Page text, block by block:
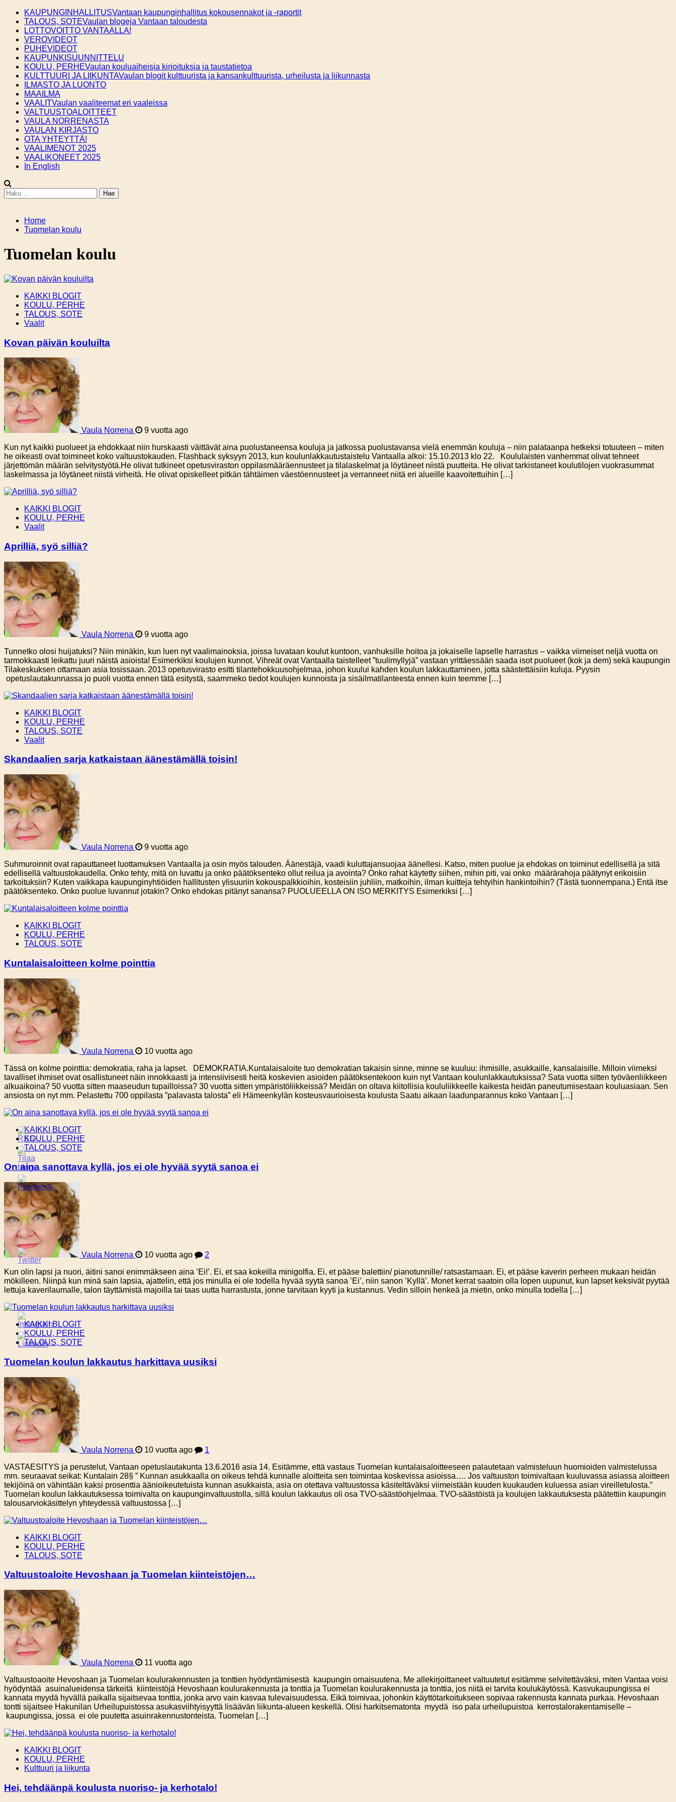
Skip
content
KAUPUNGINHALLITUSVantaan kaupunginhallitus kokousennakot ja -raportit
TALOUS, SOTEVaulan blogeja Vantaan taloudesta
LOTTOVOITTO VANTAALLA!
VEROVIDEOT
PUHEVIDEOT
KAUPUNKISUUNNITTELU
KOULU, PERHEVaulan kouluaiheisia kirjoituksia ja taustatietoa
KULTTUURI JA LIIKUNTAVaulan blogit kulttuurista ja kansankulttuurista, urheilusta ja liikunnasta
ILMASTO JA LUONTO
MAAILMA
VAALITVaulan vaaliteemat eri vaaleissa
VALTUUSTOALOITTEET
VAULA NORRENASTA
VAULAN KIRJASTO
OTA YHTEYTTÄ!
VAALIMENOT 2025
VAALIKONEET 2025
In English
Haku:
Home
Tuomelan koulu
Tuomelan koulu
KAIKKI BLOGIT
KOULU, PERHE
TALOUS, SOTE
Vaalit
Kovan päivän kouluilta
Vaula Norrena
9 vuotta ago
Kun nyt kaikki puolueet ja ehdokkaat niin hurskaasti väittävät aina puolustaneensa kouluja ja jatkossa puolustavansa vielä enemmän kouluja – niin palataanpa hetkeksi totuuteen – miten
he oikeasti ovat toimineet koko valtuustokauden. Flashback syksyyn 2013, kun koulunlakkautustaistelu Vantaalla alkoi: 15.10.2013 klo 22. Koululaisten vanhemmat olivat tehneet
järjettömän määrän selvitystyötä.He olivat tutkineet opetusviraston oppilasmääräennusteet ja tilalaskelmat ja löytäneet niistä puutteita. He olivat tarkistaneet koulutilojen vuokrasummat
laskelmassa ja löytäneet niistä virheitä. He olivat opiskelleet pitkän tähtäimen väestöennusteet ja verranneet niitä eri alueille kaavoitettuihin […]
KAIKKI BLOGIT
KOULU, PERHE
Vaalit
Aprilliä, syö silliä?
Vaula Norrena
9 vuotta ago
Tunnetko olosi huijatuksi? Niin minäkin, kun luen nyt vaalimainoksia, joissa luvataan koulut kuntoon, vanhuksille hoitoa ja jokaiselle lapselle harrastus – vaikka viimeiset neljä vuotta on
tarmokkaasti leikattu juuri näistä asioista! Esimerkiksi koulujen kunnot. Vihreät ovat Vantaalla taistelleet ”tuulimyllyjä” vastaan yrittäessään saada isot puolueet (kok ja dem) sekä kaupungin
Tilakeskuksen ottamaan asia tosissaan. 2013 opetusvirasto esitti tilantehokkuusohjelmaa, johon kuului kahden koulun lakkauttaminen, jotta säästettäisiin kuluja. Pyysin
opetuslautakunnassa jo puoli vuotta ennen tätä esitystä, saammeko tiedot koulujen kunnoista ja sisäilmatilanteesta ennen kuin teemme […]
KAIKKI BLOGIT
KOULU, PERHE
TALOUS, SOTE
Vaalit
Skandaalien sarja katkaistaan äänestämällä toisin!
Vaula Norrena
9 vuotta ago
Suhmuroinnit ovat rapauttaneet luottamuksen Vantaalla ja osin myös talouden. Äänestäjä, vaadi kuluttajansuojaa äänellesi. Katso, miten puolue ja ehdokas on toiminut edellisellä ja sitä
edellisellä valtuustokaudella. Onko tehty, mitä on luvattu ja onko päätöksenteko ollut reilua ja avointa? Onko rahat käytetty siihen, mihin piti, vai onko määrärahoja päätynyt erikoisiin
tarkoituksiin? Kuten vaikkapa kaupunginyhtiöiden hallitusten ylisuuriin kokouspalkkioihin, kosteisiin juhliin, matkoihin, ilman kuitteja tehtyihin hankintoihin? (Tästä tuonnempana.) Entä itse
päätöksenteko. Onko puolue luvannut jotakin? Onko ehdokas pitänyt sanansa? PUOLUEELLA ON ISO MERKITYS Esimerkiksi […]
KAIKKI BLOGIT
KOULU, PERHE
TALOUS, SOTE
Kuntalaisaloitteen kolme pointtia
Vaula Norrena
10 vuotta ago
Tässä on kolme pointtia: demokratia, raha ja lapset. DEMOKRATIA.Kuntalaisaloite tuo demokratian takaisin sinne, minne se kuuluu: ihmisille, asukkaille, kansalaisille. Milloin viimeksi
tavalliset ihmiset ovat osallistuneet näin innokkaasti ja intensiivisesti heitä koskevien asioiden päätöksentekoon kuin nyt Vantaan koulunlakkautuksissa? Sata vuotta sitten työväenliikkeen
alkuaikoina? 50 vuotta sitten maaseudun tupailloissa? 30 vuotta sitten ympäristöliikkeissä? Meidän on oltava kiitollisia koululiikkeelle kaikesta heidän paneutumisestaan kouluasiaan. Sen
ansiosta on nyt mm. Pelastettu 700 oppilasta ”palavasta talosta” eli Hämeenkylän kosteusvaurioisesta koulusta Saatu aikaan laadunparannus koko Vantaan […]
KAIKKI BLOGIT
KOULU, PERHE
TALOUS, SOTE
On aina sanottava kyllä, jos ei ole hyvää syytä sanoa ei
Vaula Norrena 10 vuotta ago
2
Kun olin lapsi ja nuori, äitini sanoi enimmäkseen aina ’Ei!’. Ei, et saa kokeilla minigolfia. Ei, et pääse balettiin/ pianotunnille/ ratsastamaan. Ei, et pääse kaverin perheen mukaan heidän
mökilleen. Niinpä kun minä sain lapsia, ajattelin, että jos minulla ei ole todella hyvää syytä sanoa ’Ei’, niin sanon ’Kyllä’. Monet kerrat saatoin olla lopen uupunut, kun lapset keksivät pyytää
lettuja kaverilaumalle, talon täyttämistä majoilla tai taas uutta harrastusta, jonne tarvitaan kyyti ja kustannus. Vedin silloin henkeä ja mietin, onko minulla todella […]
KAIKKI BLOGIT
KOULU, PERHE
TALOUS, SOTE
Tuomelan koulun lakkautus harkittava uusiksi
Vaula Norrena 10 vuotta ago
1
VASTAESITYS ja perustelut, Vantaan opetuslautakunta 13.6.2016 asia 14. Esitämme, että vastaus Tuomelan kuntalaisaloitteeseen palautetaan valmisteluun huomioiden valmistelussa
mm. seuraavat seikat: Kuntalain 28§ ” Kunnan asukkaalla on oikeus tehdä kunnalle aloitteita sen toimintaa koskevissa asioissa…. Jos valtuuston toimivaltaan kuuluvassa asiassa aloitteen
tekijöinä on vähintään kaksi prosenttia äänioikeutetuista kunnan asukkaista, asia on otettava valtuustossa käsiteltäväksi viimeistään kuuden kuukauden kuluessa asian vireilletulosta.”
Tuomelan koulun lakkautuksessa toimivalta on kaupunginvaltuustolla, sillä koulun lakkautus oli osa TVO-säästöohjelmaa. TVO-säästöistä ja koulujen lakkautuksesta päätettiin kaupungin
talousarviokäsittelyn yhteydessä valtuustossa […]
KAIKKI BLOGIT
KOULU, PERHE
TALOUS, SOTE
Valtuustoaloite Hevoshaan ja Tuomelan kiinteistöjen…
Vaula Norrena
11 vuotta ago
Valtuustoaoite Hevoshaan ja Tuomelan koulurakennusten ja tonttien hyödyntämisestä kaupungin omaisuutena. Me allekirjoittaneet valtuutetut esitämme selvitettäväksi, miten Vantaa voisi
hyödyntää asuinalueidensa tärkeitä kiinteistöjä Hevoshaan koulurakennusta ja tonttia ja Tuomelan koulurakennusta ja tonttia, jos niitä ei tarvita koulukäytössä. Kasvukaupungissa ei
kannata myydä hyvällä paikalla sijaitsevaa tonttia, jonka arvo vain kasvaa tulevaisuudessa. Eikä toimivaa, johonkin käyttötarkoitukseen sopivaa rakennusta kannata purkaa. Hevoshaan
tontti sijaitsee Hakunilan Urheilupuistossa asukasviihtyisyyttä lisäävän liikunta-alueen keskellä. Olisi harkitsematonta myydä iso pala urheilupuistoa kerrostalorakentamiselle –
kaupungissa, jossa ei ole puutetta asuinrakennustonteista. Tuomelan […]
KAIKKI BLOGIT
KOULU, PERHE
Kulttuuri ja liikunta
Hei, tehdäänpä koulusta nuoriso- ja kerhotalo!